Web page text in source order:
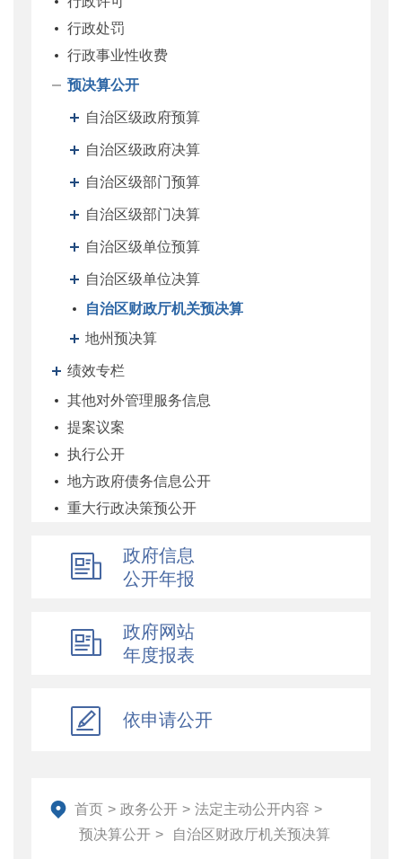
行政处罚
行政事业性收费
预决算公开
自治区级政府预算
自治区级政府决算
自治区级部门预算
自治区级部门决算
自治区级单位预算
自治区级单位决算
自治区财政厅机关预决算
地州预决算
绩效专栏
其他对外管理服务信息
提案议案
执行公开
地方政府债务信息公开
重大行政决策预公开
财政数据
简政放权
重点领域信息公开
政府信息
公开年报
政府网站
年度报表
依申请公开
首页 > 政务公开 > 法定主动公开内容 >
预决算公开 > 自治区财政厅机关预决算